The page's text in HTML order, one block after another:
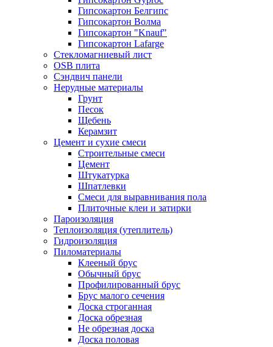
Гипсокартон Белгипс
Гипсокартон Волма
Гипсокартон "Knauf"
Гипсокартон Lafarge
Стекломагниевый лист
OSB плита
Сэндвич панели
Нерудные материалы
Грунт
Песок
Щебень
Керамзит
Цемент и сухие смеси
Строительные смеси
Цемент
Штукатурка
Шпатлевки
Смеси для выравнивания пола
Плиточные клеи и затирки
Пароизоляция
Теплоизоляция (утеплитель)
Гидроизоляция
Пиломатериалы
Клееный брус
Обычный брус
Профилированный брус
Брус малого сечения
Доска строганная
Доска обрезная
Не обрезная доска
Доска половая